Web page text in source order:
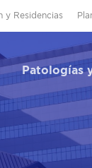
y Residencias
Patologías